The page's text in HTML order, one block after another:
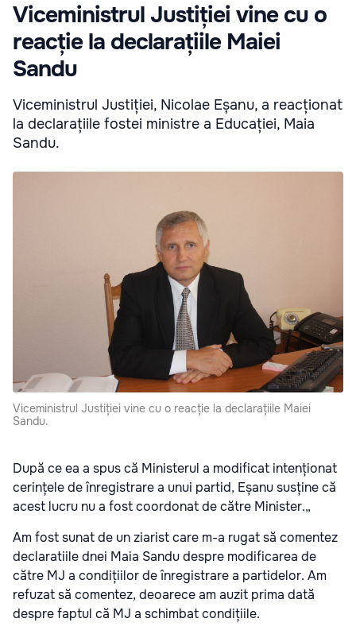
Viceministrul Justiției vine cu o
reacție la declarațiile Maiei
Sandu
Viceministrul Justiției, Nicolae Eșanu, a reacționat
la declarațiile fostei ministre a Educației, Maia
Sandu.
Viceministrul Justiției vine cu o reacție la declarațiile Maiei
Sandu.
După ce ea a spus că Ministerul a modificat intenționat
cerințele de înregistrare a unui partid, Eșanu susține că
acest lucru nu a fost coordonat de către Minister.„
Am fost sunat de un ziarist care m-a rugat să comentez
declaratiile dnei Maia Sandu despre modificarea de
către MJ a condițiilor de înregistrare a partidelor. Am
refuzat să comentez, deoarece am auzit prima dată
despre faptul că MJ a schimbat condițiile.